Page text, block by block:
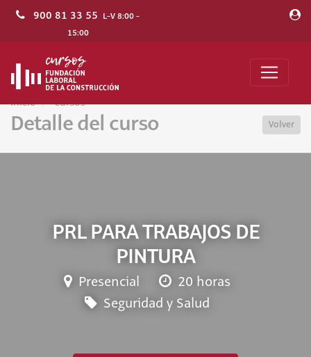
900 81 33 55 L-V 8:00 -
15:00
Inicio Cursos
Detalle del curso Volver
PRL PARA TRABAJOS DE
PINTURA
Presencial
20 horas
Seguridad y Salud